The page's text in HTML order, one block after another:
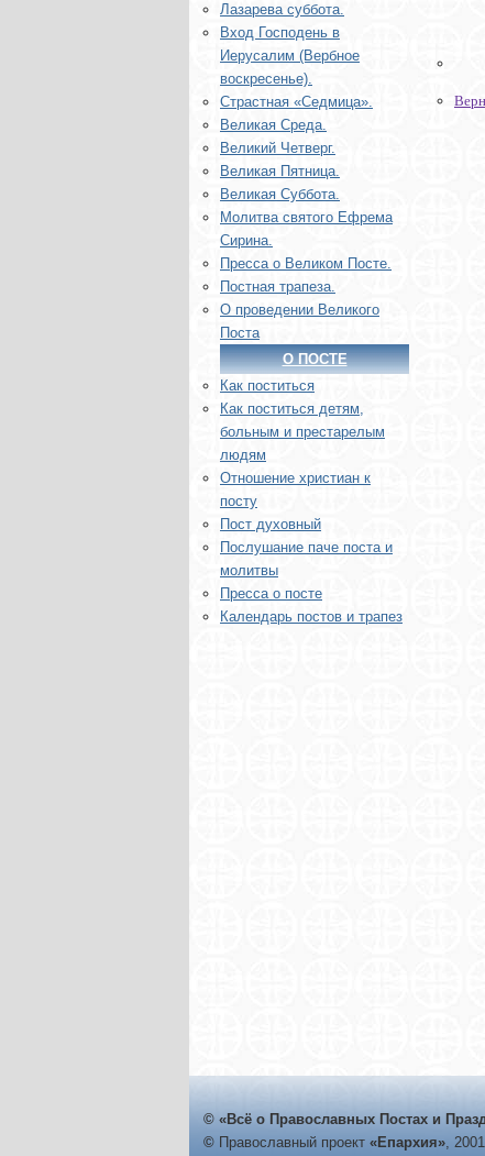
Лазарева суббота.
Вход Господень в
Иерусалим (Вербное
воскресенье).
Страстная «Седмица».
Великая Среда.
Великий Четверг.
Великая Пятница.
Великая Суббота.
Молитва святого Ефрема
Сирина.
Пресса о Великом Посте.
Постная трапеза.
О проведении Великого
Поста
О ПОСТЕ
Как поститься
Как поститься детям,
больным и престарелым
людям
Отношение христиан к
посту
Пост духовный
Послушание паче поста и
молитвы
Пресса о посте
Календарь постов и трапез
© «Всё о Православных Постах и
© Православный проект «Епархия»,